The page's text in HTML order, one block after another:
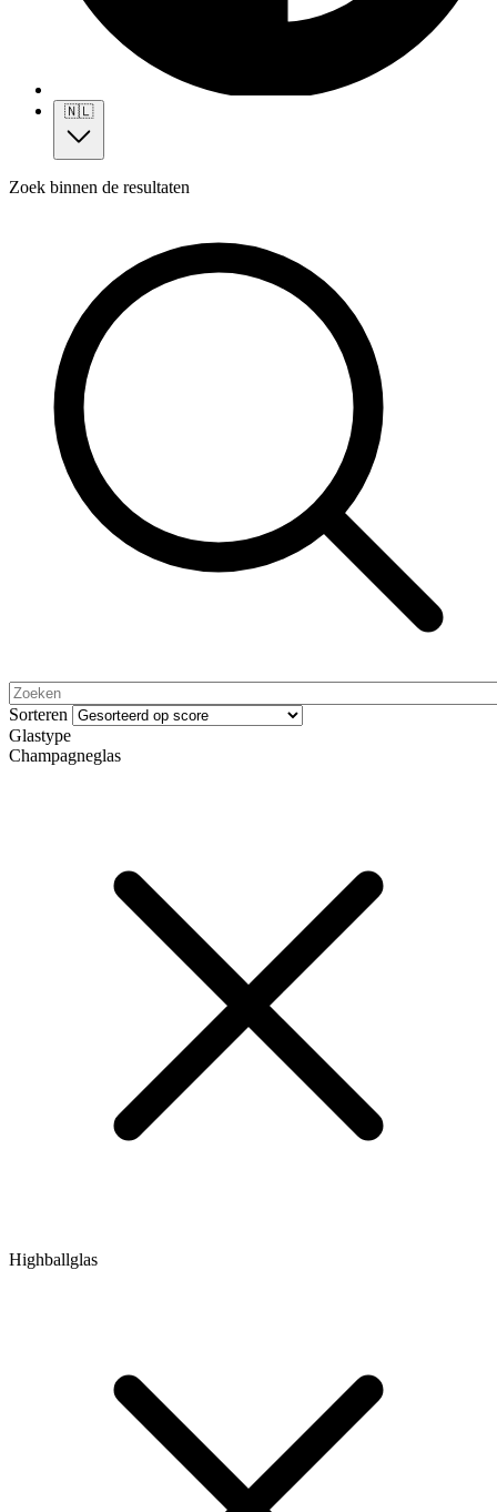
🇳🇱
Zoek binnen de resultaten
Sorteren
Glastype
Champagneglas
Highballglas